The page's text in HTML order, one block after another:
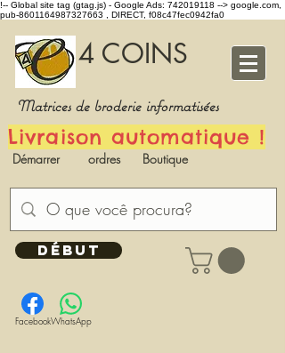
!-- Global site tag (gtag.js) - Google Ads: 742019118 --> google.com,
pub-8601164987327663 , DIRECT, f08c47fec0942fa0
4 COINS
Matrices de broderie informatisées
Livraison automatique !
Démarrer ordres Boutique
DÉBUT
FacebookWhatsApp